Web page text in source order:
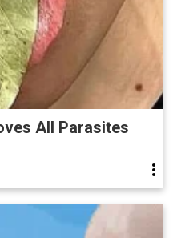
All Parasites